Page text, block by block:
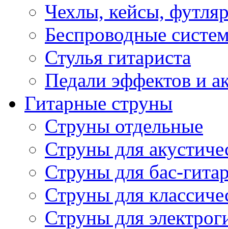
Чехлы, кейсы,
Беспроводные
Стулья гитариста
Педали эффектов и
Гитарные струны
Струны отдельные
Струны для
Струны для бас-
Струны для
Струны для